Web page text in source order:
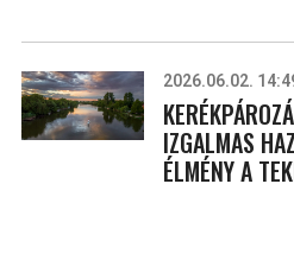
2026.06.02.
IZGALMAS
ÉLMÉNY A